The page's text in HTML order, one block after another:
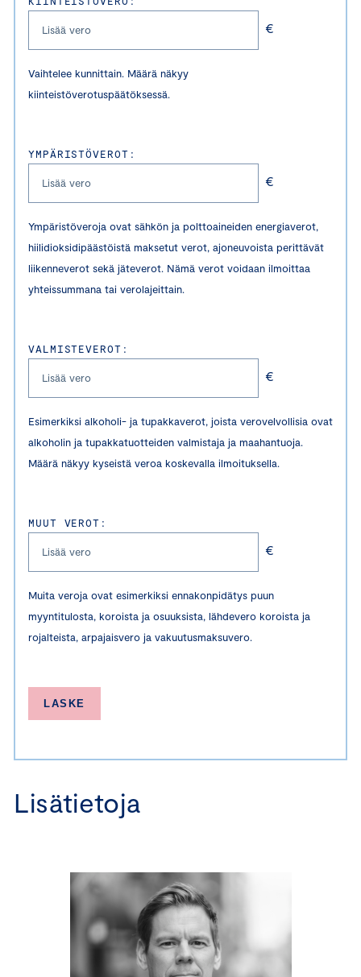
€
Vaihtelee kunnittain. Määrä näkyy
kiinteistöverotuspäätöksessä.
YMPÄRISTÖVEROT:
€
Ympäristöveroja ovat sähkön ja polttoaineiden energiaverot,
hiilidioksidipäästöistä maksetut verot, ajoneuvoista perittävät
liikenneverot sekä jäteverot. Nämä verot voidaan ilmoittaa
yhteissummana tai verolajeittain.
VALMISTEVEROT:
€
Esimerkiksi alkoholi- ja tupakkaverot, joista verovelvollisia ovat
alkoholin ja tupakkatuotteiden valmistaja ja maahantuoja.
Määrä näkyy kyseistä veroa koskevalla ilmoituksella.
MUUT VEROT:
€
Muita veroja ovat esimerkiksi ennakonpidätys puun
myyntitulosta, koroista ja osuuksista, lähdevero koroista ja
rojalteista, arpajaisvero ja vakuutusmaksuvero.
LASKE
Lisätietoja